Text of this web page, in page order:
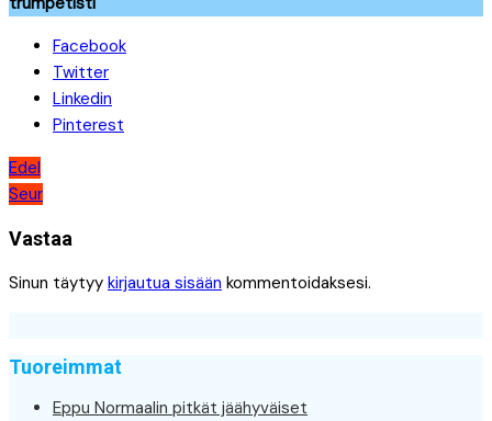
Facebook
Twitter
Linkedin
Pinterest
Artikkelien
selaus
Edel
Seur
Vastaa
Sinun täytyy kirjautua sisään kommentoidaksesi.
Tuoreimmat
Eppu Normaalin pitkät jäähyväiset